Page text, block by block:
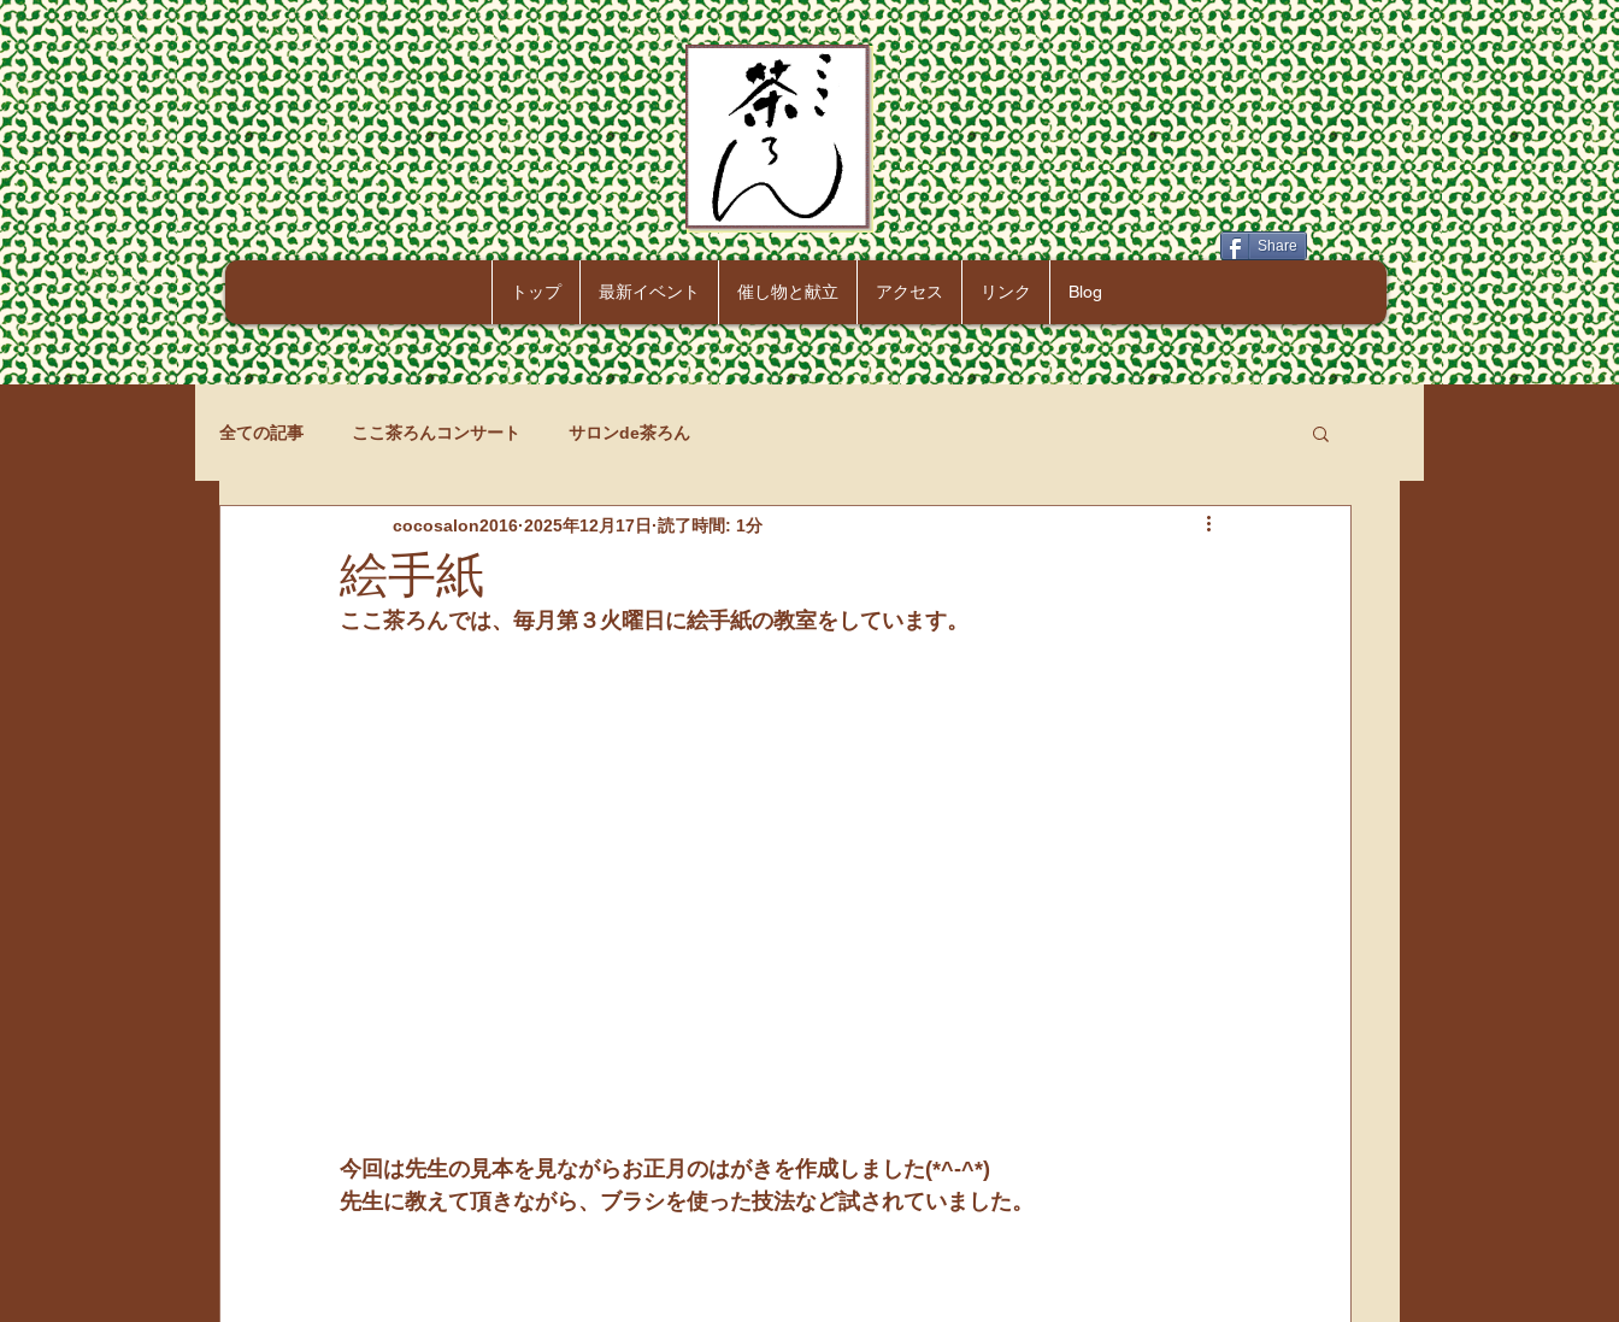
Share
トップ 最新イベント 催し物と献立 アクセス リンク Blog
全ての記事 ここ茶ろんコンサート サロンde茶ろん
絵手紙
cocosalon2016 2025年12月17日 読了時間: 1分
ここ茶ろんでは、毎月第３火曜日に絵手紙の教室をしています。
今回は先生の見本を見ながらお正月のはがきを作成しました(*^-^*)
先生に教えて頂きながら、ブラシを使った技法など試されていました。